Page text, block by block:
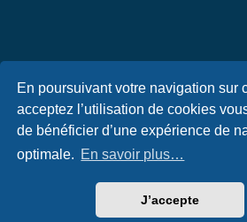
En poursuivant votre navigation sur
acceptez l’utilisation de cookies
de bénéficier d’une expérience de
optimale. En savoir plus…
J’accepte